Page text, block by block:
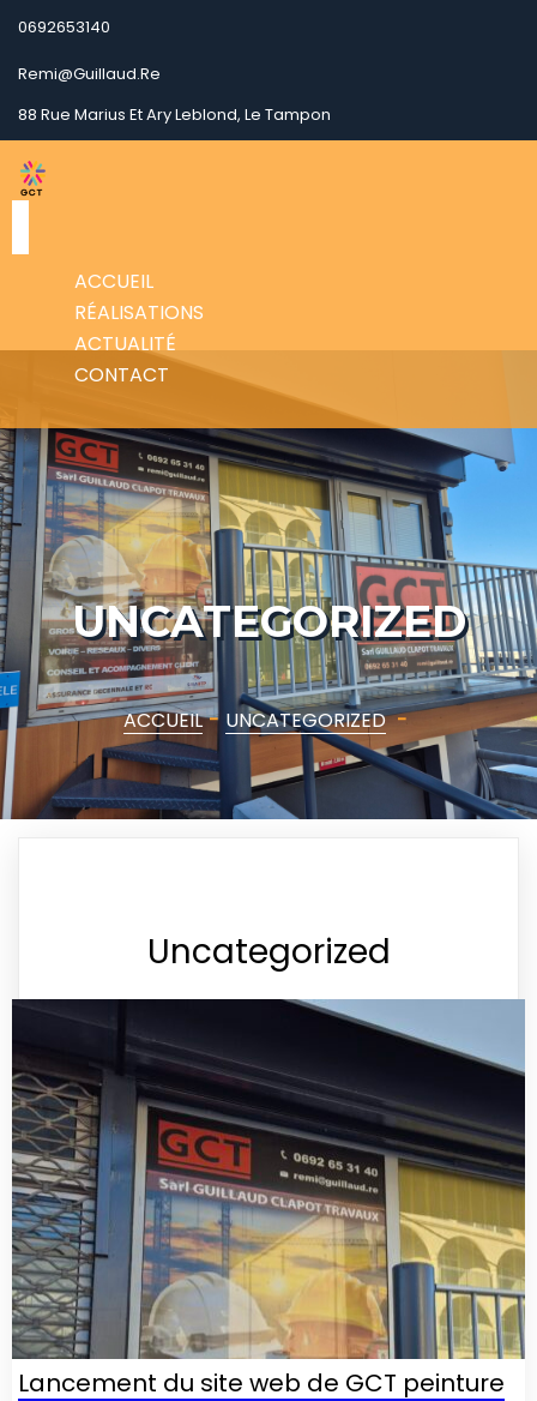
0692653140
Remi@guillaud.re
88 Rue Marius Et Ary Leblond, Le Tampon
ACCUEIL
RÉALISATIONS
ACTUALITÉ
CONTACT
UNCATEGORIZED
ACCUEIL - UNCATEGORIZED -
Uncategorized
Lancement du site web de GCT peinture